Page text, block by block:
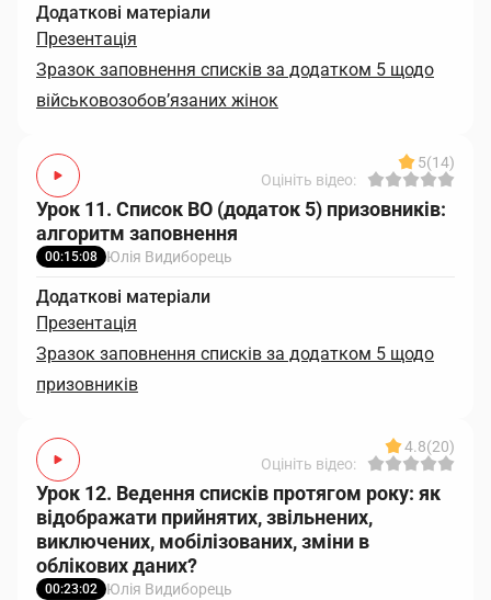
Додаткові матеріали
Презентація
Зразок заповнення списків за додатком 5 щодо
військовозобов’язаних жінок
5(14)
Оцініть відео:
Урок 11. Список ВО (додаток 5) призовників:
алгоритм заповнення
00:15:08 Юлія Видиборець
Додаткові матеріали
Презентація
Зразок заповнення списків за додатком 5 щодо
призовників
4.8(20)
Оцініть відео:
Урок 12. Ведення списків протягом року: як
відображати прийнятих, звільнених,
виключених, мобілізованих, зміни в
облікових даних?
00:23:02 Юлія Видиборець